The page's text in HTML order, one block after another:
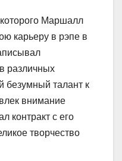
Маршалл
карьеру в рэпе в
различных
безумный талант к
внимание
контракт с его
творчество